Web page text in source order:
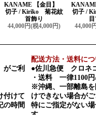
KANAME 【金目】
切子 / Kiriko 菊花紋
首飾り
44,000円(税4,000円)
切子 /
44,000
がご利
付けて
の時間
配送方法・送料に
●佐川急便 クロネ
・送料 一律1100
※沖縄、一部離島
けできない場合が
特にご指定がない